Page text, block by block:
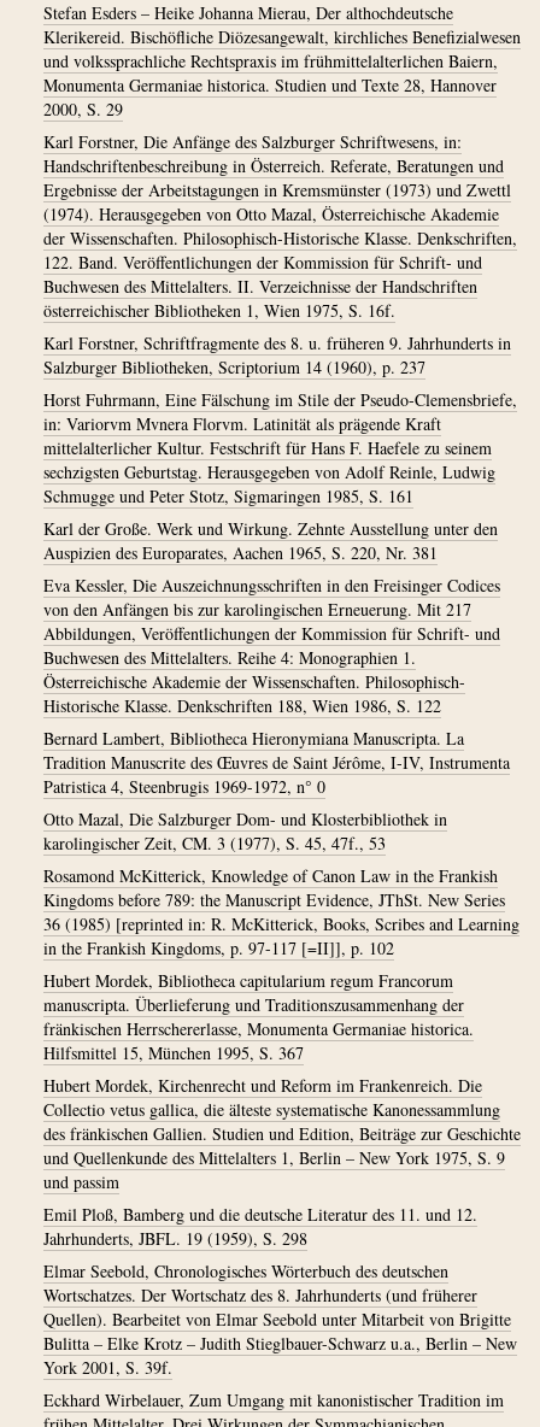
Stefan Esders – Heike Johanna Mierau, Der althochdeutsche
Klerikereid. Bischöfliche Diözesangewalt, kirchliches Benefizialwesen
und volkssprachliche Rechtspraxis im frühmittelalterlichen Baiern,
Monumenta Germaniae historica. Studien und Texte 28, Hannover
2000, S. 29
Karl Forstner, Die Anfänge des Salzburger Schriftwesens, in:
Handschriftenbeschreibung in Österreich. Referate, Beratungen und
Ergebnisse der Arbeitstagungen in Kremsmünster (1973) und Zwettl
(1974). Herausgegeben von Otto Mazal, Österreichische Akademie
der Wissenschaften. Philosophisch-Historische Klasse. Denkschriften,
122. Band. Veröffentlichungen der Kommission für Schrift- und
Buchwesen des Mittelalters. II. Verzeichnisse der Handschriften
österreichischer Bibliotheken 1, Wien 1975, S. 16f.
Karl Forstner, Schriftfragmente des 8. u. früheren 9. Jahrhunderts in
Salzburger Bibliotheken, Scriptorium 14 (1960), p. 237
Horst Fuhrmann, Eine Fälschung im Stile der Pseudo-Clemensbriefe,
in: Variorvm Mvnera Florvm. Latinität als prägende Kraft
mittelalterlicher Kultur. Festschrift für Hans F. Haefele zu seinem
sechzigsten Geburtstag. Herausgegeben von Adolf Reinle, Ludwig
Schmugge und Peter Stotz, Sigmaringen 1985, S. 161
Karl der Große. Werk und Wirkung. Zehnte Ausstellung unter den
Auspizien des Europarates, Aachen 1965, S. 220, Nr. 381
Eva Kessler, Die Auszeichnungsschriften in den Freisinger Codices
von den Anfängen bis zur karolingischen Erneuerung. Mit 217
Abbildungen, Veröffentlichungen der Kommission für Schrift- und
Buchwesen des Mittelalters. Reihe 4: Monographien 1.
Österreichische Akademie der Wissenschaften. Philosophisch-
Historische Klasse. Denkschriften 188, Wien 1986, S. 122
Bernard Lambert, Bibliotheca Hieronymiana Manuscripta. La
Tradition Manuscrite des Œuvres de Saint Jérôme, I-IV, Instrumenta
Patristica 4, Steenbrugis 1969-1972, n° 0
Otto Mazal, Die Salzburger Dom- und Klosterbibliothek in
karolingischer Zeit, CM. 3 (1977), S. 45, 47f., 53
Rosamond McKitterick, Knowledge of Canon Law in the Frankish
Kingdoms before 789: the Manuscript Evidence, JThSt. New Series
36 (1985) [reprinted in: R. McKitterick, Books, Scribes and Learning
in the Frankish Kingdoms, p. 97-117 [=II]], p. 102
Hubert Mordek, Bibliotheca capitularium regum Francorum
manuscripta. Überlieferung und Traditionszusammenhang der
fränkischen Herrschererlasse, Monumenta Germaniae historica.
Hilfsmittel 15, München 1995, S. 367
Hubert Mordek, Kirchenrecht und Reform im Frankenreich. Die
Collectio vetus gallica, die älteste systematische Kanonessammlung
des fränkischen Gallien. Studien und Edition, Beiträge zur Geschichte
und Quellenkunde des Mittelalters 1, Berlin – New York 1975, S. 9
und passim
Emil Ploß, Bamberg und die deutsche Literatur des 11. und 12.
Jahrhunderts, JBFL. 19 (1959), S. 298
Elmar Seebold, Chronologisches Wörterbuch des deutschen
Wortschatzes. Der Wortschatz des 8. Jahrhunderts (und früherer
Quellen). Bearbeitet von Elmar Seebold unter Mitarbeit von Brigitte
Bulitta – Elke Krotz – Judith Stieglbauer-Schwarz u.a., Berlin – New
York 2001, S. 39f.
Eckhard Wirbelauer, Zum Umgang mit kanonistischer Tradition im